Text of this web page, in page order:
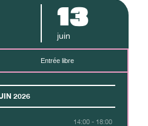
13
juin
Entrée libre
2026
14:00 - 18:00